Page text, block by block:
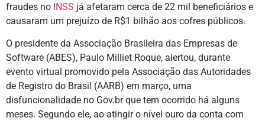
fraudes no INSS já afetaram cerca de 22 mil beneficiários e
causaram um prejuízo de R$1 bilhão aos cofres públicos.
O presidente da Associação Brasileira das Empresas de
Software (ABES), Paulo Milliet Roque, alertou, durante
evento virtual promovido pela Associação das Autoridades
de Registro do Brasil (AARB) em março, uma
disfuncionalidade no Gov.br que tem ocorrido há alguns
meses. Segundo ele, ao atingir o nível ouro da conta com